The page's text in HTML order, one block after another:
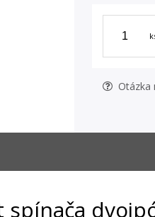
Otázka
spínača